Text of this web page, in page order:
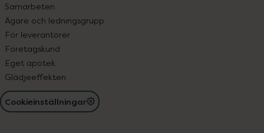
Samarbeten
Ägare och ledningsgrupp
För leverantörer
Företagskund
Eget apotek
Glädjeeffekten
Cookieinställningar